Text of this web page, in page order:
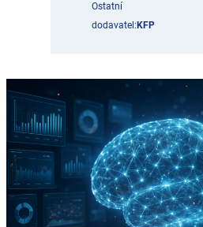
Ostatní
dodavatel: KFP